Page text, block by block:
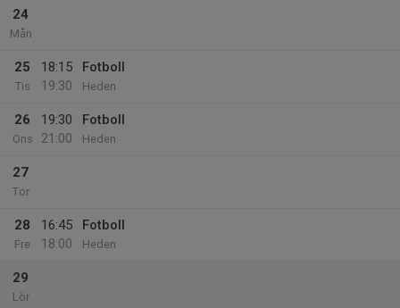
24
Mån
25
Tis
18:15
19:30
Fotboll
Heden
26
Ons
19:30
21:00
Fotboll
Heden
27
Tor
28
Fre
16:45
18:00
Fotboll
Heden
29
Lör